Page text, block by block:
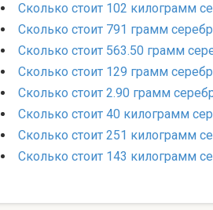
Сколько стоит 102 килограмм
Сколько стоит 791 грамм
Сколько стоит 563.50 грамм
Сколько стоит 129 грамм
Сколько стоит 2.90 грамм
Сколько стоит 40 килограмм
Сколько стоит 251 килограмм
Сколько стоит 143 килограмм